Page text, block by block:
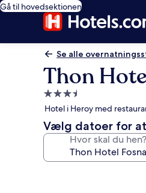
Gå til hovedsektionen
Se alle
Thon
3.5-
stjernet
overnatningssted
Hotel i Heroy med
Vælg datoer for
Hvor skal du hen?